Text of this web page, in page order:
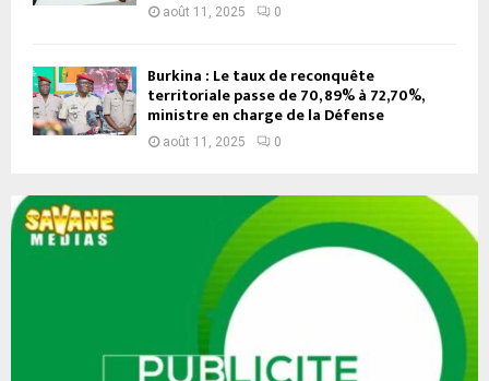
août 11, 2025 0
Burkina : Le taux de reconquête
territoriale passe de 70, 89% à 72,70%,
ministre en charge de la Défense
août 11, 2025 0